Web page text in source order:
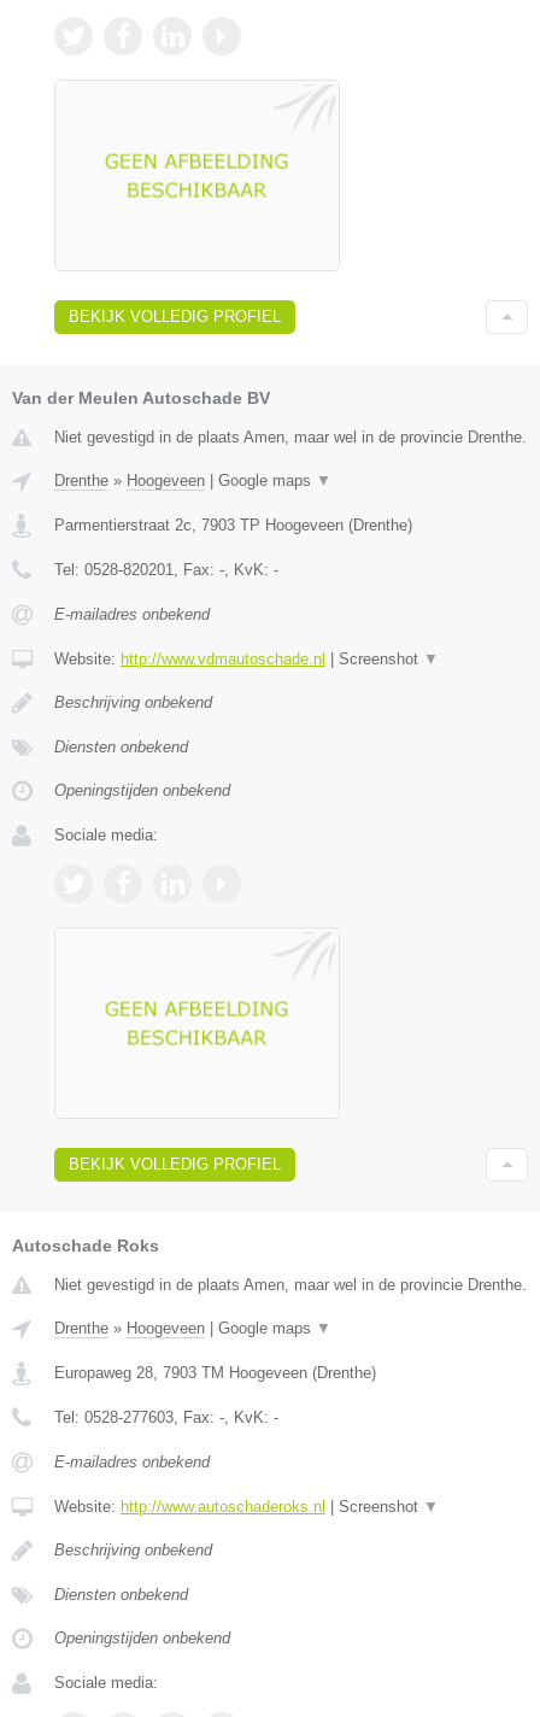
BEKIJK VOLLEDIG PROFIEL
Van der Meulen Autoschade BV
Niet gevestigd in de plaats Amen, maar wel in de provincie Drenthe.
Drenthe » Hoogeveen Google maps ▼
Parmentierstraat 2c 7903 TP Hoogeveen (Drenthe)
Tel: 0528-820201 , Fax: - , KvK: -
E-mailadres onbekend
Website: http://www.vdmautoschade.nl Screenshot ▼
Beschrijving onbekend
Diensten onbekend
Openingstijden onbekend
Sociale media:
BEKIJK VOLLEDIG PROFIEL
Autoschade Roks
Niet gevestigd in de plaats Amen, maar wel in de provincie Drenthe.
Drenthe » Hoogeveen | Google maps ▼
Europaweg 28 7903 TM Hoogeveen (Drenthe)
Tel: 0528-277603 , Fax: - , KvK: -
E-mailadres onbekend
Website: http://www.autoschaderoks.nl | Screenshot ▼
Beschrijving onbekend
Diensten onbekend
Openingstijden onbekend
Sociale media: